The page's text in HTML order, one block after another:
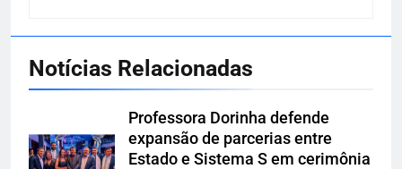
Notícias Relacionadas
Professora Dorinha defende
expansão de parcerias entre
Estado e Sistema S em cerimônia